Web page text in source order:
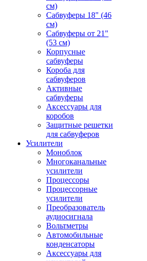
см)
Сабвуферы 18" (46
см)
Сабвуферы от 21"
(53 см)
Корпусные
сабвуферы
Короба для
сабвуферов
Активные
сабвуферы
Аксессуары для
коробов
Защитные решетки
для сабвуферов
Усилители
Моноблок
Многоканальные
усилители
Процессоры
Процессорные
усилители
Преобразователь
аудиосигнала
Вольтметры
Автомобильные
конденсаторы
Аксессуары для